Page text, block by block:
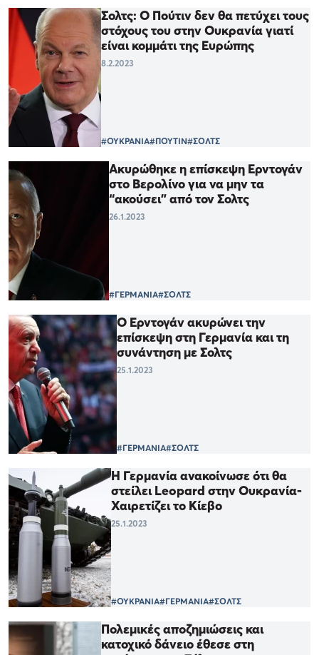
Σολτς: Ο Πούτιν δεν θα πετύχει τους
στόχους του στην Ουκρανία γιατί
είναι κομμάτι της Ευρώπης
8.2.2023
#ΟΥΚΡΑΝΙΑ#ΠΟΥΤΙΝ#ΣΟΛΤΣ
Ακυρώθηκε η επίσκεψη Ερντογάν
στο Βερολίνο για να μην τα
“ακούσει” από τον Σολτς
26.1.2023
#ΓΕΡΜΑΝΙΑ#ΣΟΛΤΣ
Ο Ερντογάν ακυρώνει την
επίσκεψη στη Γερμανία και τη
συνάντηση με Σολτς
25.1.2023
#ΓΕΡΜΑΝΙΑ#ΣΟΛΤΣ
Η Γερμανία ανακοίνωσε ότι θα
στείλει Leopard στην Ουκρανία-
Χαιρετίζει το Κίεβο
25.1.2023
#ΟΥΚΡΑΝΙΑ#ΓΕΡΜΑΝΙΑ#ΣΟΛΤΣ
Πολεμικές αποζημιώσεις και
κατοχικό δάνειο έθεσε στη